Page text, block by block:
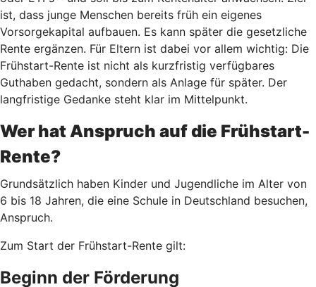
ist, dass junge Menschen bereits früh ein eigenes
Vorsorgekapital aufbauen. Es kann später die gesetzliche
Rente ergänzen. Für Eltern ist dabei vor allem wichtig: Die
Frühstart-Rente ist nicht als kurzfristig verfügbares
Guthaben gedacht, sondern als Anlage für später. Der
langfristige Gedanke steht klar im Mittelpunkt.
Wer hat Anspruch auf die Frühstart-
Rente?
Grundsätzlich haben Kinder und Jugendliche im Alter von
6 bis 18 Jahren, die eine Schule in Deutschland besuchen,
Anspruch.
Zum Start der Frühstart-Rente gilt:
Beginn der Förderung